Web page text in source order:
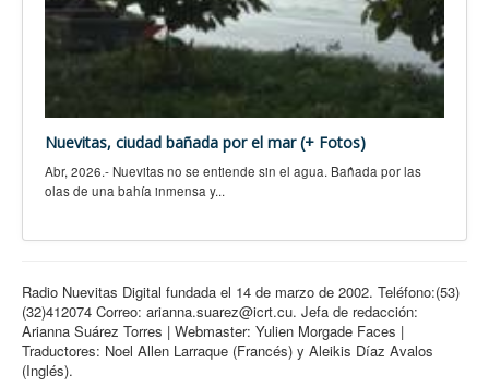
Nuevitas, ciudad bañada por el mar (+ Fotos)
Abr, 2026.- Nuevitas no se entiende sin el agua. Bañada por las
olas de una bahía inmensa y...
Radio Nuevitas Digital fundada el 14 de marzo de 2002. Teléfono:(53)
(32)412074 Correo: arianna.suarez@icrt.cu. Jefa de redacción:
Arianna Suárez Torres | Webmaster: Yulien Morgade Faces |
Traductores: Noel Allen Larraque (Francés) y Aleikis Díaz Avalos
(Inglés).